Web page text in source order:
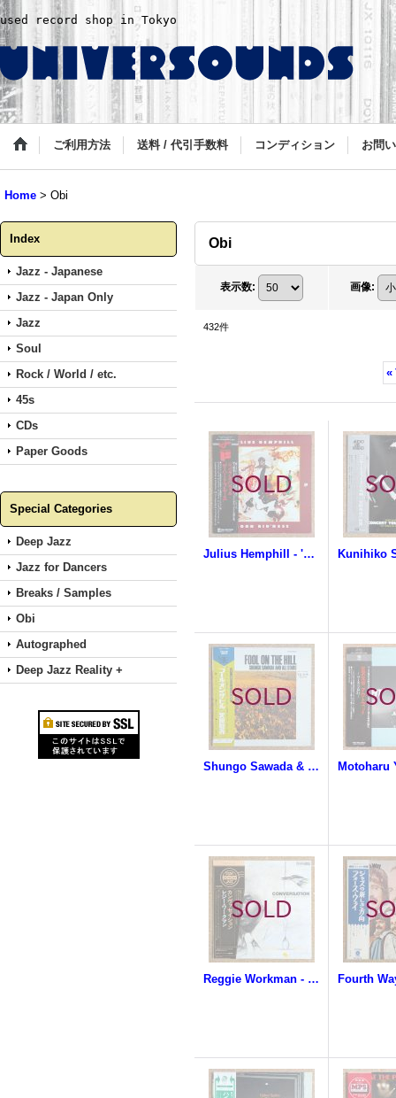
used record shop in Tokyo
ご利用方法 送料 / 代引手数料 コンディション お問
Home > Obi
Index
Jazz - Japanese
Jazz - Japan Only
Jazz
Soul
Rock / World / etc.
45s
CDs
Paper Goods
Special Categories
Deep Jazz
Jazz for Dancers
Breaks / Samples
Obi
Autographed
Deep Jazz Reality +
Obi
表示数: 画像:
432件
«
Julius Hemphill - 'Coon Bid'ness
Shungo Sawada & All Stars - Fool On The Hill
Reggie Workman - Conversation